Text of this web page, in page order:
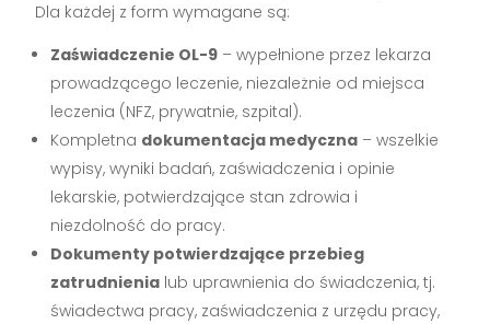
Dla każdej z form wymagane są:
Zaświadczenie OL-9 – wypełnione przez lekarza
prowadzącego leczenie, niezależnie od miejsca
leczenia (NFZ, prywatnie, szpital).
Kompletna dokumentacja medyczna – wszelkie
wypisy, wyniki badań, zaświadczenia i opinie
lekarskie, potwierdzające stan zdrowia i
niezdolność do pracy.
Dokumenty potwierdzające przebieg
zatrudnienia lub uprawnienia do świadczenia, tj.
świadectwa pracy, zaświadczenia z urzędu pracy,